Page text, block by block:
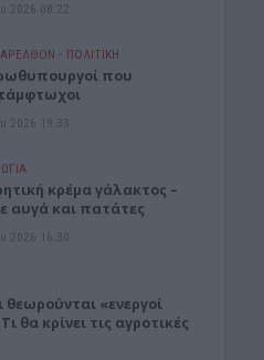
2026 08:22
• ΠΟΛΙΤΙΚΗ
που
2026 19:33
κρέμα γάλακτος –
αυγά και πατάτες
2026 16:30
θεωρούνται «ενεργοί
θα κρίνει τις αγροτικές